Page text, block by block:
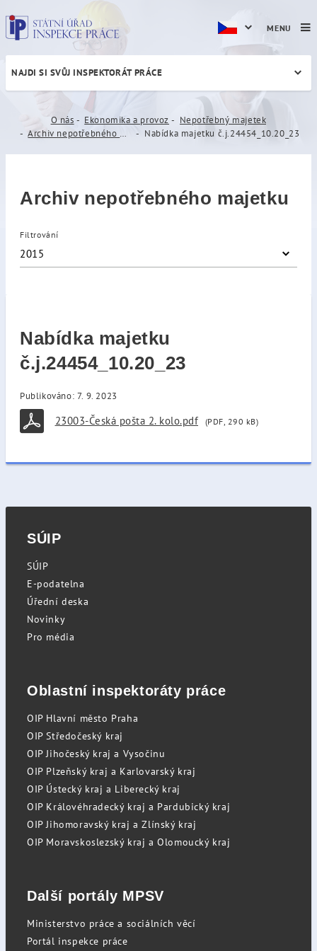
Nabídka majetku
NAJDI SI SVŮJ INSPEKTORÁT PRÁCE
O nás Ekonomika a provoz
Nepotřebný majetek
Archiv nepotřebného majetku
Nabídka majetku č.j.24454_10.20_23
Archiv nepotřebného majetku
Filtrování
2015
Nabídka majetku
č.j.24454_10.20_23
Publikováno: 7. 9. 2023
23003-Česká pošta 2. kolo.pdf (PDF, 290 kB)
MENU
SÚIP
SÚIP
E-podatelna
Úřední deska
Novinky
Pro média
Oblastní inspektoráty práce
OIP Hlavní město Praha
OIP Středočeský kraj
OIP Jihočeský kraj a Vysočinu
OIP Plzeňský kraj a Karlovarský kraj
OIP Ústecký kraj a Liberecký kraj
OIP Královéhradecký kraj a Pardubický kraj
OIP Jihomoravský kraj a Zlínský kraj
OIP Moravskoslezský kraj a Olomoucký kraj
Další portály MPSV
Ministerstvo práce a sociálních věcí
Portál inspekce práce